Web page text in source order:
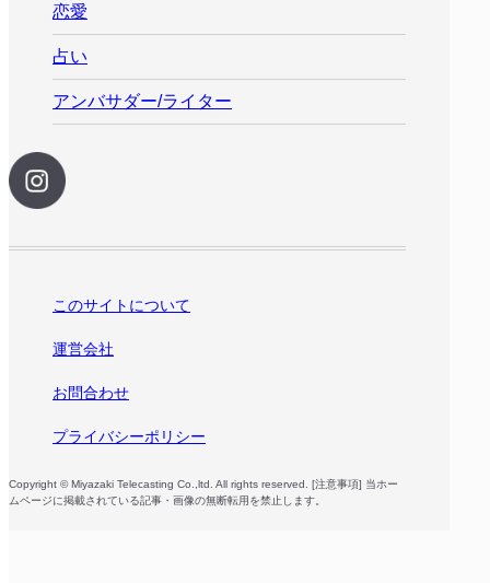
恋愛
占い
アンバサダー/ライター
このサイトについて
運営会社
お問合わせ
プライバシーポリシー
Copyright © Miyazaki Telecasting Co.,ltd. All rights reserved. [注意事項] 当ホー
ムページに掲載されている記事・画像の無断転用を禁止します。